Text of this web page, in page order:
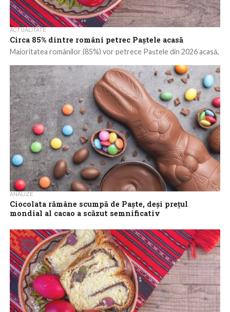
ACTUALITATE
Circa 85% dintre români petrec Paștele acasă
Majoritatea românilor (85%) vor petrece Paștele din 2026 acasă,
ANALIZE
Ciocolata rămâne scumpă de Paște, deși prețul
mondial al cacao a scăzut semnificativ
ridicate în perioada Paștelui, inclusiv în România, în pofida
scăderii accentuate a...